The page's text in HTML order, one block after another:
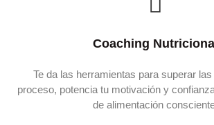
Coaching Nutricional
Te da las herramientas para superar
proceso, potencia tu motivación y
de alimentación